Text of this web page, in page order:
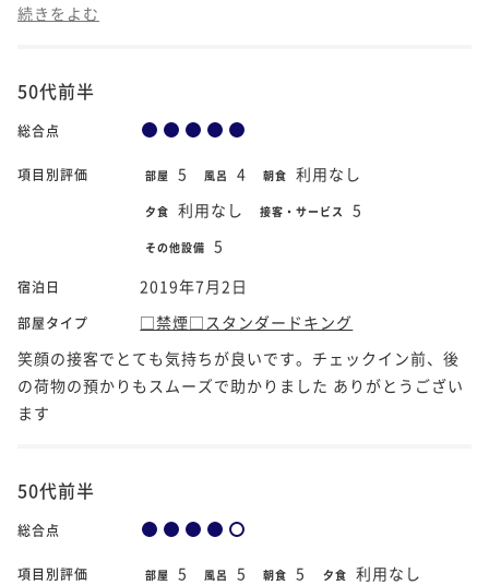
続きをよむ
50代前半
総合点
項目別評価 部屋 5 風呂 4 朝食 利用なし
夕食 利用なし 接客・サービス 5
その他設備 5
宿泊日 2019年7月2日
部屋タイプ
□禁煙□スタンダードキング
笑顔の接客でとても気持ちが良いです。チェックイン前、後
の荷物の預かりもスムーズで助かりました ありがとうござい
ます
50代前半
総合点
項目別評価 部屋 5 風呂 5 朝食 5 夕食 利用なし